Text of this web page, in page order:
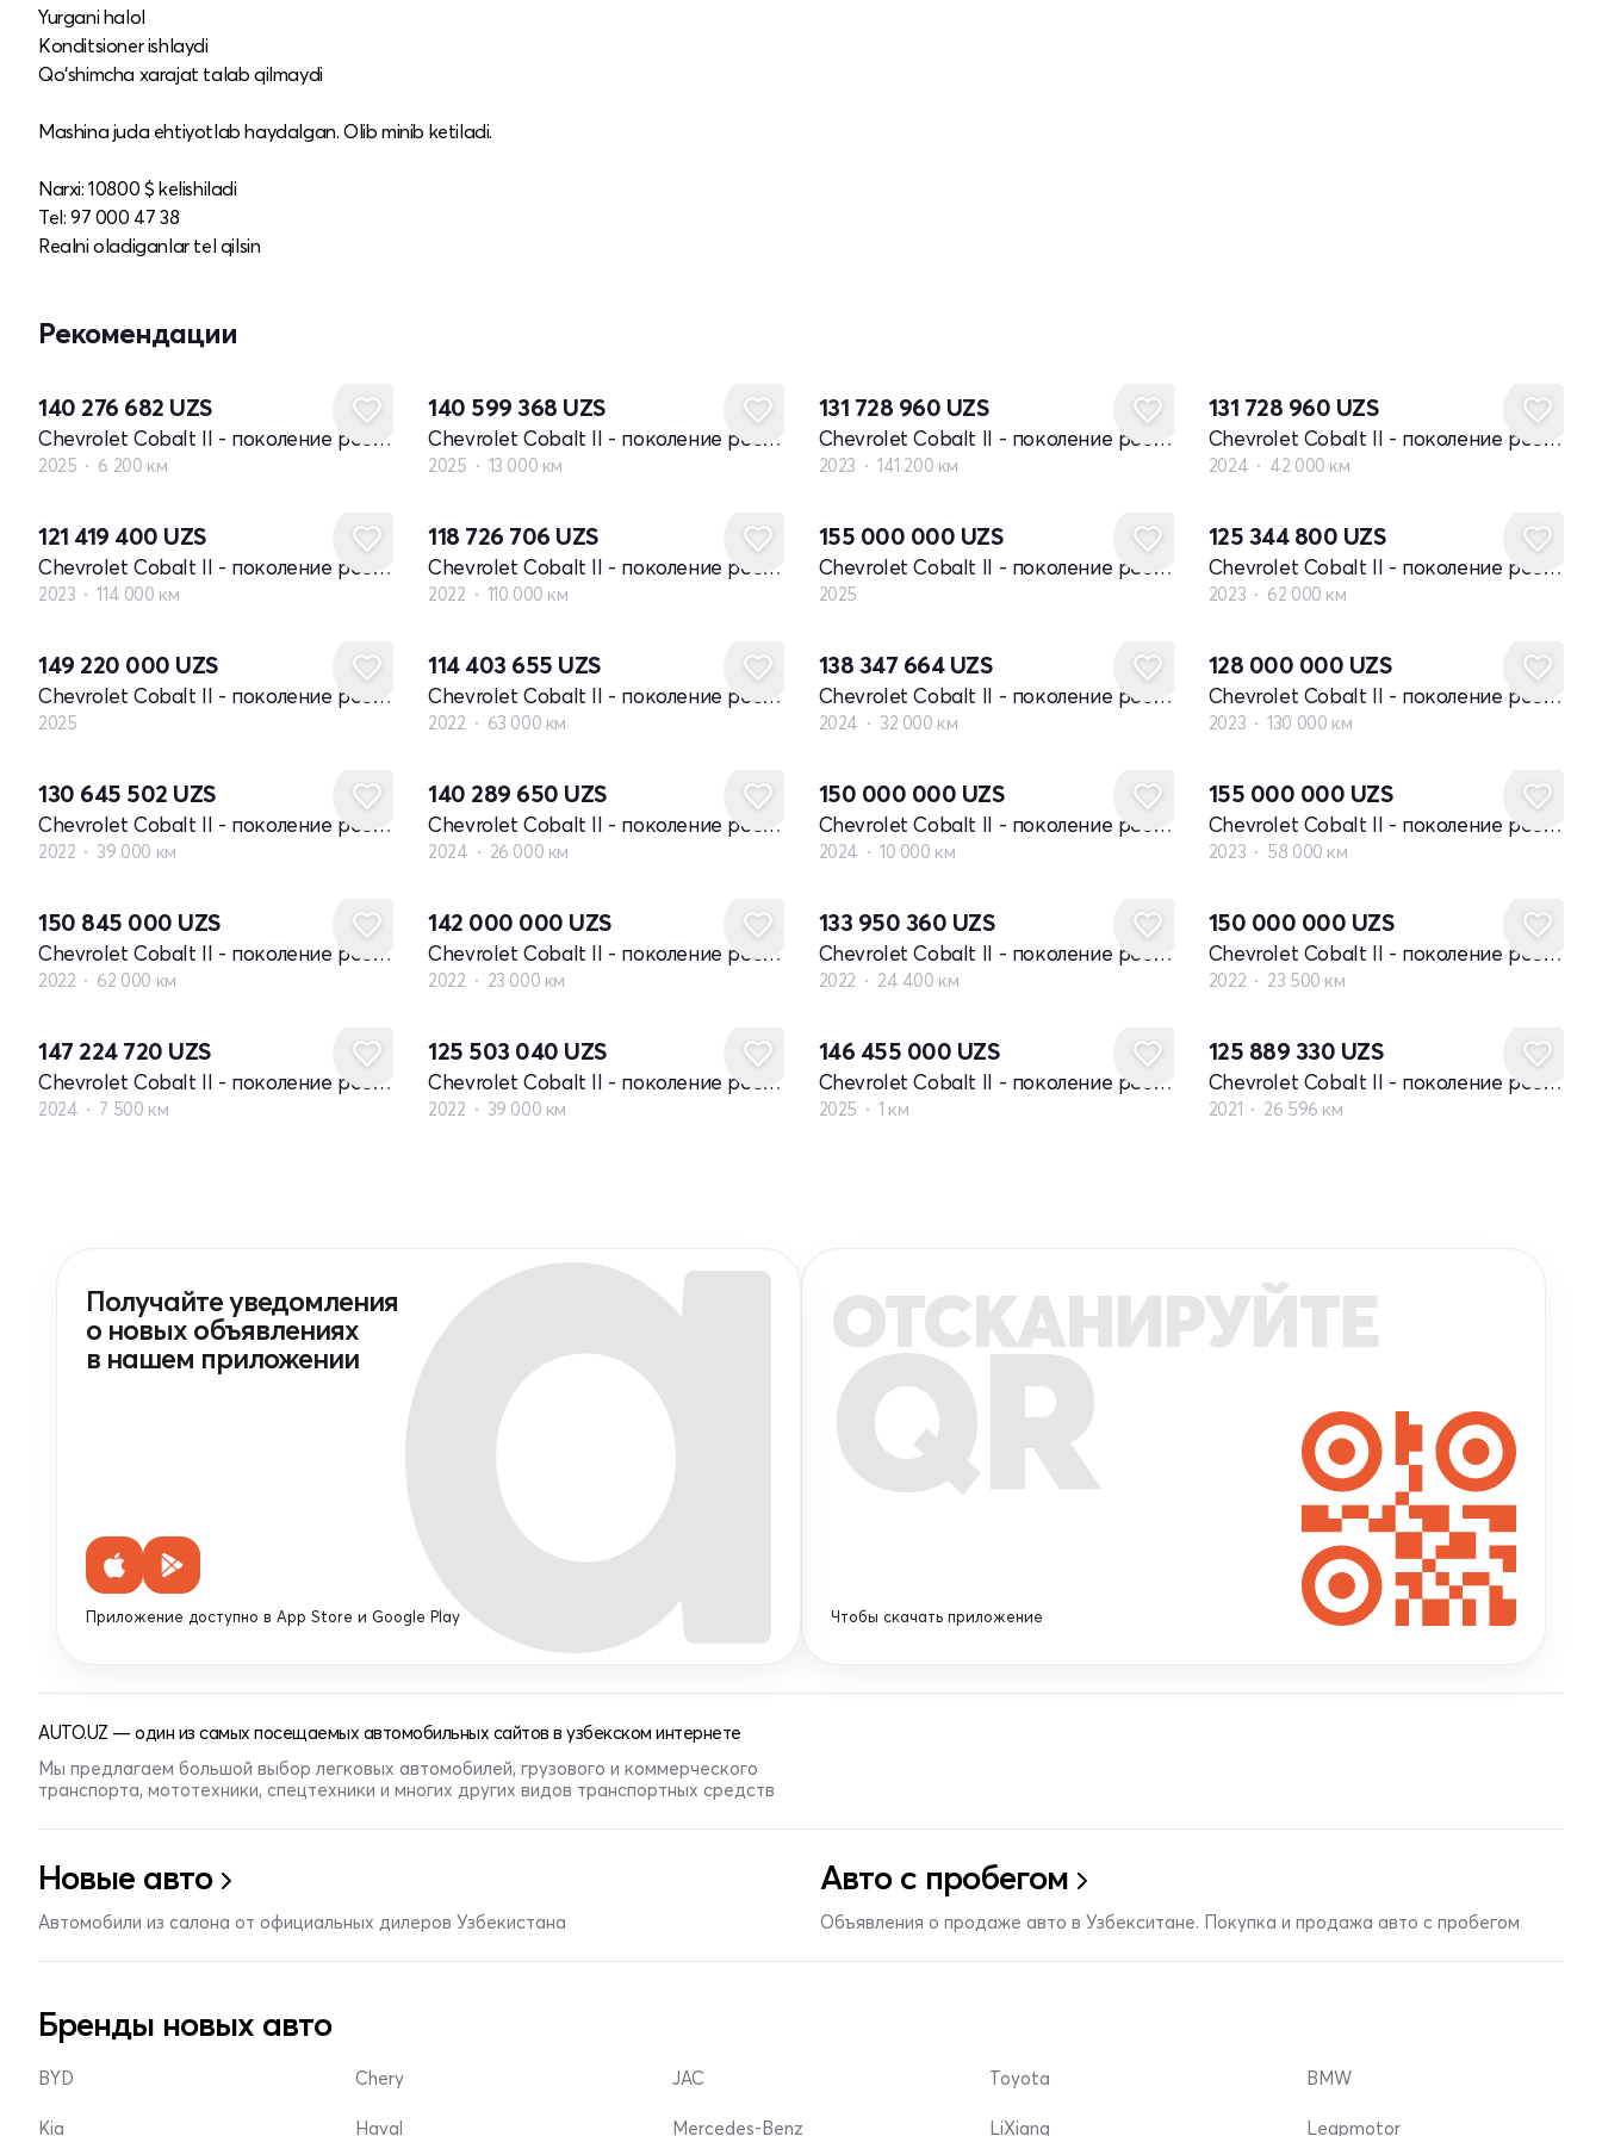
Yurgani halol
Konditsioner ishlaydi
Qo‘shimcha xarajat talab qilmaydi
Mashina juda ehtiyotlab haydalgan. Olib minib ketiladi.
Narxi: 10800 $ kelishiladi
Tel: 97 000 47 38
Realni oladiganlar tel qilsin
Рекомендации
140 276 682 UZS
Chevrolet Cobalt II - поколение рестайлинг
2025 6 200 км
140 599 368 UZS
Chevrolet Cobalt II - поколение рестайлинг
2025 13 000 км
131 728 960 UZS
Chevrolet Cobalt II - поколение рестайлинг
2023 141 200 км
131 728 960 UZS
Chevrolet Cobalt II - поколение рестайлинг
2024 42 000 км
121 419 400 UZS
Chevrolet Cobalt II - поколение рестайлинг
2023 114 000 км
118 726 706 UZS
Chevrolet Cobalt II - поколение рестайлинг
2022 110 000 км
155 000 000 UZS
Chevrolet Cobalt II - поколение рестайлинг
2025
125 344 800 UZS
Chevrolet Cobalt II - поколение рестайлинг
2023 62 000 км
149 220 000 UZS
Chevrolet Cobalt II - поколение рестайлинг
2025
114 403 655 UZS
Chevrolet Cobalt II - поколение рестайлинг
2022 63 000 км
138 347 664 UZS
Chevrolet Cobalt II - поколение рестайлинг
2024 32 000 км
128 000 000 UZS
Chevrolet Cobalt II - поколение рестайлинг
2023 130 000 км
130 645 502 UZS
Chevrolet Cobalt II - поколение рестайлинг
2022 39 000 км
140 289 650 UZS
Chevrolet Cobalt II - поколение рестайлинг
2024 26 000 км
150 000 000 UZS
Chevrolet Cobalt II - поколение рестайлинг
2024 10 000 км
155 000 000 UZS
Chevrolet Cobalt II - поколение рестайлинг
2023 58 000 км
150 845 000 UZS
Chevrolet Cobalt II - поколение рестайлинг
2022 62 000 км
142 000 000 UZS
Chevrolet Cobalt II - поколение рестайлинг
2022 23 000 км
133 950 360 UZS
Chevrolet Cobalt II - поколение рестайлинг
2022 24 400 км
150 000 000 UZS
Chevrolet Cobalt II - поколение рестайлинг
2022 23 500 км
147 224 720 UZS
Chevrolet Cobalt II - поколение рестайлинг
2024 7 500 км
125 503 040 UZS
Chevrolet Cobalt II - поколение рестайлинг
2022 39 000 км
146 455 000 UZS
Chevrolet Cobalt II - поколение рестайлинг
2025 1 км
125 889 330 UZS
Chevrolet Cobalt II - поколение рестайлинг
2021 26 596 км
Получайте уведомления
о новых объявлениях
в нашем приложении
Приложение доступно в App Store и Google Play
ОТСКАНИРУЙТЕ
QR
Чтобы скачать приложение
AUTO.UZ — один из самых посещаемых автомобильных сайтов в узбекском интернете
Мы предлагаем большой выбор легковых автомобилей, грузового и коммерческого
транспорта, мототехники, спецтехники и многих других видов транспортных средств
Новые авто
Автомобили из салона от официальных дилеров Узбекистана
Авто с пробегом
Объявления о продаже авто в Узбекситане. Покупка и продажа авто с пробегом
Бренды новых авто
BYD
Kia
Chery
Haval
JAC
Mercedes-Benz
Toyota
LiXiang
BMW
Leapmotor